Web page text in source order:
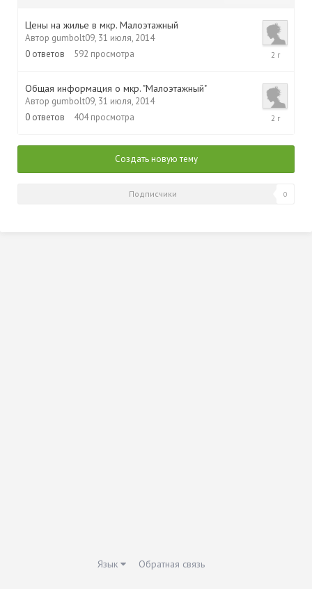
Цены на жилье в мкр. Малоэтажный
Автор gumbolt09, 31 июля, 2014
0 ответов 592 просмотра
31
Общая информация о мкр. "Малоэтажный"
Автор gumbolt09, 31 июля, 2014
0 ответов 404 просмотра
31
Создать новую тему
Подписчики 0
Язык Обратная связь